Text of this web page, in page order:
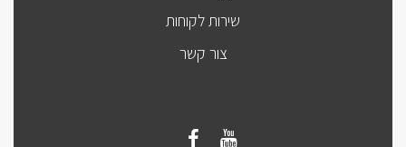
שירות לקוחות
צור קשר